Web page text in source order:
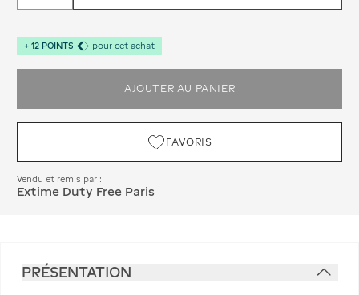
+ 12 POINTS pour cet achat
AJOUTER AU PANIER
FAVORIS
Vendu et remis par :
Extime Duty Free Paris
PRÉSENTATION